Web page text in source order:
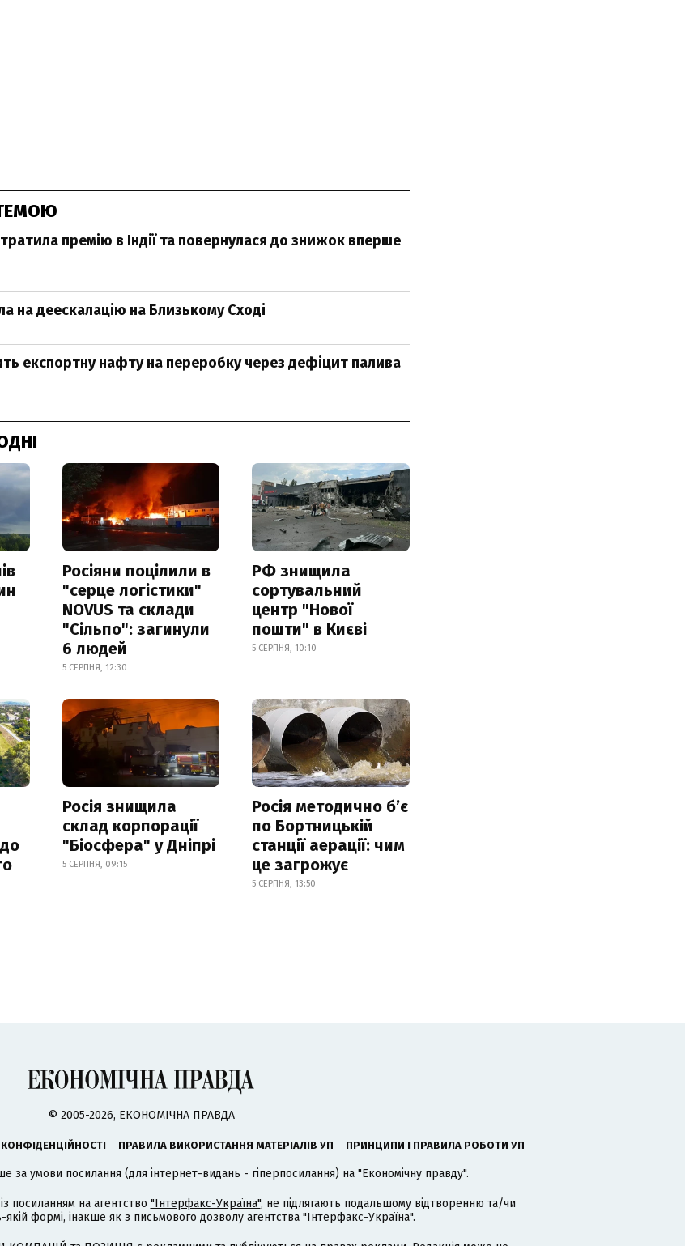
премію в Індії та повернулася до знижок вперше
на деескалацію на Близькому Сході
експортну нафту на переробку через дефіцит палива
Росіяни поцілили в
"серце логістики"
NOVUS та склади
"Сільпо": загинули
6 людей
5 СЕРПНЯ, 12:30
РФ знищила
сортувальний
центр "Нової
пошти" в Києві
5 СЕРПНЯ, 10:10
Росія знищила
склад корпорації
"Біосфера" у Дніпрі
5 СЕРПНЯ, 09:15
Росія методично б’є
по Бортницькій
станції аерації: чим
це загрожує
5 СЕРПНЯ, 13:50
© 2005-2026, ЕКОНОМІЧНА ПРАВДА
ПРАВИЛА ВИКОРИСТАННЯ МАТЕРІАЛІВ УП ПРИНЦИПИ І ПРАВИЛА РОБОТИ УП
за умови посилання (для інтернет-видань - гіперпосилання) на "Економічну правду".
посиланням на агентство "Інтерфакс-Україна", не підлягають подальшому відтворенню та/чи
формі, інакше як з письмового дозволу агентства "Інтерфакс-Україна".